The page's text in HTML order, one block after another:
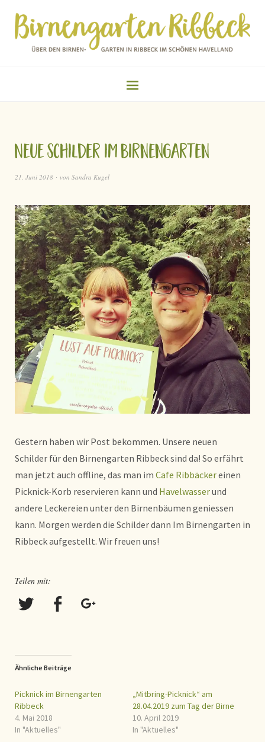
Neue Schilder im Birnengarten
21. Juni 2018 von Sandra Kugel
Gestern haben wir Post bekommen. Unsere neuen
Schilder für den Birnengarten Ribbeck sind da! So erfährt
man jetzt auch offline, das man im Cafe Ribbäckereinen
Picknick-Korb reservieren kann und Havelwasserund
andere Leckereien unter den Birnenbäumen geniessen
kann. Morgen werden die Schilder dann Im Birnengarten in
Ribbeck aufgestellt. Wir freuen uns!
Teilen mit:
Ähnliche Beiträge
Picknick im Birnengarten
Ribbeck
4. Mai 2018
In "Aktuelles"
„Mitbring-Picknick“ am
28.04.2019 zum Tag der Birne
10. April 2019
In "Aktuelles"